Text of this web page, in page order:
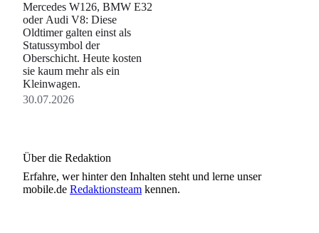
Mercedes W126, BMW E32
oder Audi V8: Diese
Oldtimer galten einst als
Statussymbol der
Oberschicht. Heute kosten
sie kaum mehr als ein
Kleinwagen.
30.07.2026
Über die Redaktion
Erfahre, werhinter den Inhalten steht und lerne unser
mobile.de Redaktionsteam kennen.